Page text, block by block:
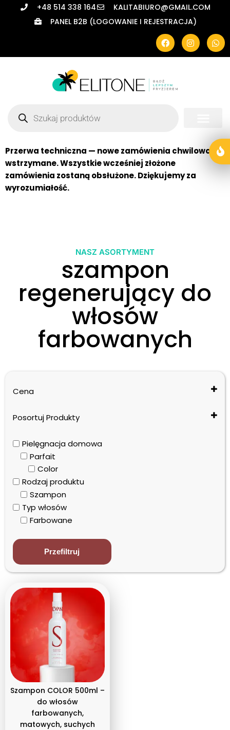
+48 514 338 164
KALITABIURO@GMAIL.COM
PANEL B2B (LOGOWANIE I REJESTRACJA)
Przerwa techniczna — nowe zamówienia chwilowo
wstrzymane. Wszystkie wcześniej złożone
zamówienia zostaną obsłużone. Dziękujemy za
wyrozumiałość.
NASZ ASORTYMENT
szampon
regenerujący do
włosów
farbowanych
Cena
Posortuj Produkty
Cena: od najwyższej do najniższej
Nazwa: od A do Z
Nazwa: od Z do A
Pielęgnacja domowa
Parfait
Color
Rodzaj produktu
Szampon
Typ włosów
Farbowane
Przefiltruj
Szampon COLOR 500ml –
do włosów
farbowanych,
matowych, suchych